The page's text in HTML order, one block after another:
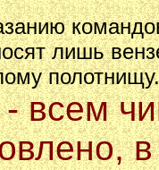
лишь
полотнищу.
- всем